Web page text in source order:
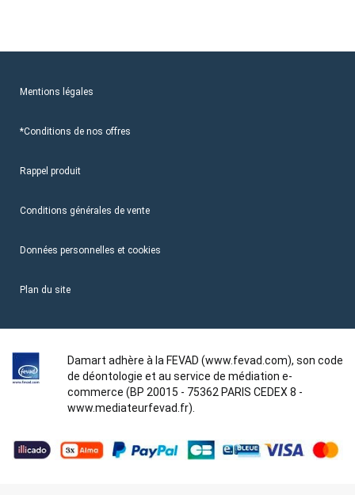
Mentions légales
*Conditions de nos offres
Rappel produit
Conditions générales de vente
Données personnelles et cookies
Plan du site
Damart adhère à la FEVAD (www.fevad.com), son code
de déontologie et au service de médiation e-
commerce (BP 20015 - 75362 PARIS CEDEX 8 -
www.mediateurfevad.fr).